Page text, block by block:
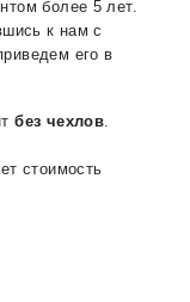
более 5 лет.
к нам с
его в
без чехлов.
стоимость